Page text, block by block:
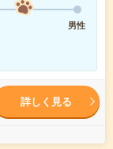
男性
詳しく見る